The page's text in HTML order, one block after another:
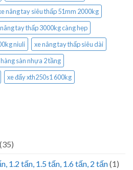
nâng tay siêu thấp 51mm 2000kg
tay thấp 3000kg càng hẹp
niuli
xe nâng tay thấp siêu dài
sàn nhựa 2 tầng
xe đẩy xth250s1 600kg
(35)
1.2 tấn, 1.5 tấn, 1.6 tấn, 2 tấn(1)